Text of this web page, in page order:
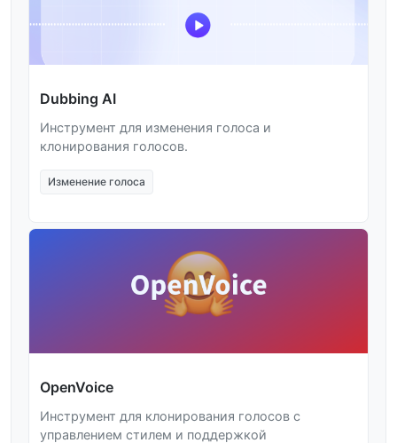
Dubbing AI
Инструмент для изменения голоса и
клонирования голосов.
Изменение голоса
OpenVoice
Инструмент для клонирования голосов с
управлением стилем и поддержкой